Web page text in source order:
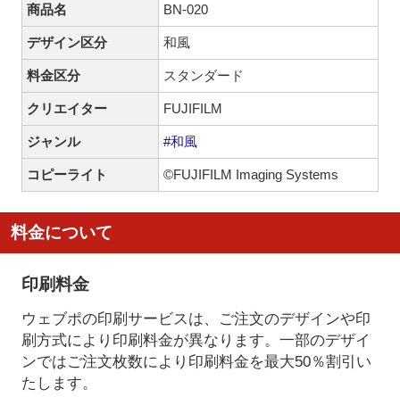
商品名 BN-020
デザイン区分 和風
料金区分 スタンダード
クリエイター FUJIFILM
ジャンル #和風
コピーライト ©FUJIFILM Imaging Systems
料金について
印刷料金
ウェブポの印刷サービスは、ご注文のデザインや印
刷方式により印刷料金が異なります。一部のデザイ
ンではご注文枚数により印刷料金を最大50％割引い
たします。